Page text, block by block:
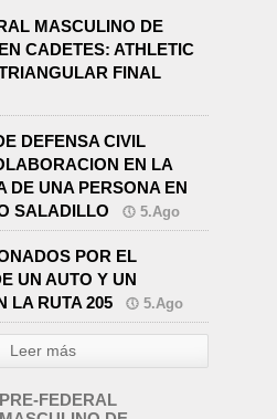
MASCULINO DE
CADETES: ATHLETIC
FINAL
DEFENSA CIVIL
EN LA
DE UNA PERSONA EN
SALADILLO
5.Ago
POR EL
UN AUTO Y UN
LA RUTA 205
5.Ago
Leer más
PRE-FEDERAL